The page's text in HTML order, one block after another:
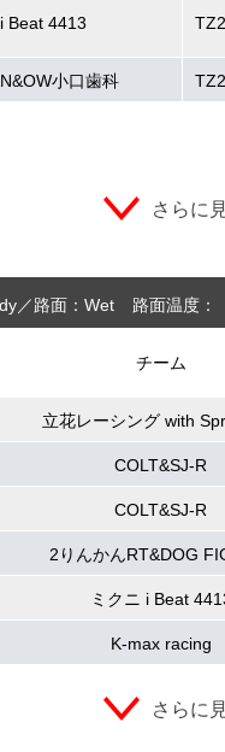
Beat 4413
小口歯科
さらに
路面：Wet 路面温度
チーム
立花レーシング with
COLT&SJ-R
COLT&SJ-R
2りんかんRT&DOG
ミクニ i Beat
K-max racing
さらに